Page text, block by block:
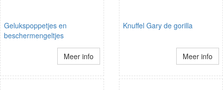
Gelukspoppetjes en
beschermengeltjes
Meer info
Knuffel Gary de gorilla
Meer info